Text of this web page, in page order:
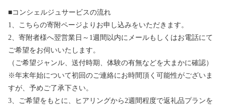
■コンシェルジュサービスの流れ
1、こちらの寄附ページよりお申し込みをいただきます。
2、寄附者様へ翌営業日～1週間以内にメールもしくはお電話にて
ご希望をお伺いいたします。
（ご希望ジャンル、送付時期、体験の有無などを大まかに確認）
※年末年始について初回のご連絡にお時間頂く可能性がございま
すが、予めご了承下さい。
3、ご希望をもとに、ヒアリングから2週間程度で返礼品プランを